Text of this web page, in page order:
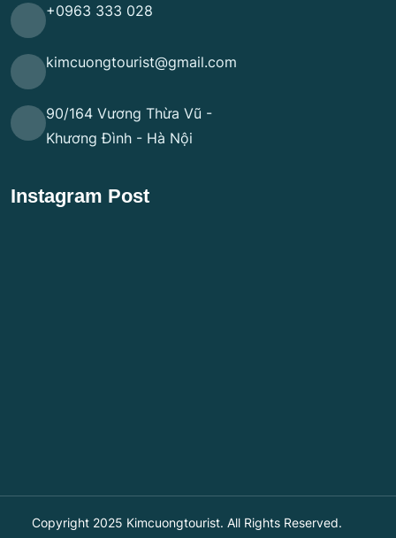
+0963 333 028
kimcuongtourist@gmail.com
90/164 Vương Thừa Vũ -
Khương Đình - Hà Nội
Instagram Post
Copyright 2025 Kimcuongtourist. All Rights Reserved.